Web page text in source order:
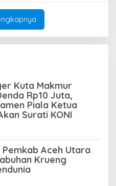
Kuta Makmur
Rp10 Juta,
Piala Ketua
Surati KONI
Aceh Utara
Krueng